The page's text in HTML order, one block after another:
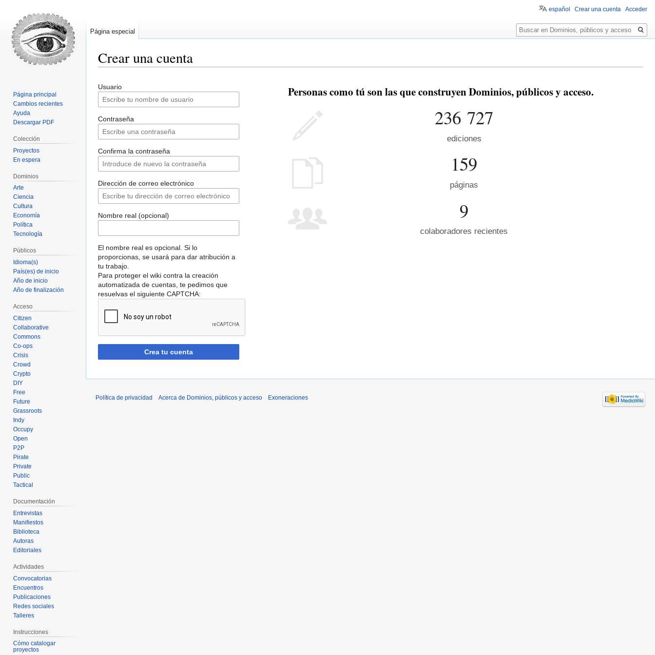
Crear una cuenta
a
a
Usuario
Contraseña
Confirma la contraseña
Dirección de correo electrónico
Nombre real (opcional)
El nombre real es opcional. Si lo
proporcionas, se usará para dar atribución a
tu trabajo.
Para proteger el wiki contra la creación
automatizada de cuentas, te pedimos que
resuelvas el siguiente CAPTCHA:
Crea tu cuenta
Personas como tú son las que construyen Dominios, públicos y acceso.
236 727
ediciones
159
páginas
9
colaboradores recientes
español Crear una cuenta Acceder
Página especial
Buscar
Página principal
Cambios recientes
Ayuda
Descargar PDF
Colección
Proyectos
En espera
Dominios
Arte
Ciencia
Cultura
Economía
Política
Tecnología
Públicos
Idioma(s)
País(es) de inicio
Año de inicio
Año de finalización
Acceso
Citizen
Collaborative
Commons
Co-ops
Crisis
Crowd
Crypto
DIY
Free
Future
Grassroots
Indy
Occupy
Open
P2P
Pirate
Private
Public
Tactical
Documentación
Entrevistas
Manifiestos
Biblioteca
Autoras
Editoriales
Actividades
Convocatorias
Encuentros
Publicaciones
Redes sociales
Talleres
Instrucciones
Cómo catalogar
proyectos
Política de privacidad Acerca de Dominios, públicos y acceso Exoneraciones